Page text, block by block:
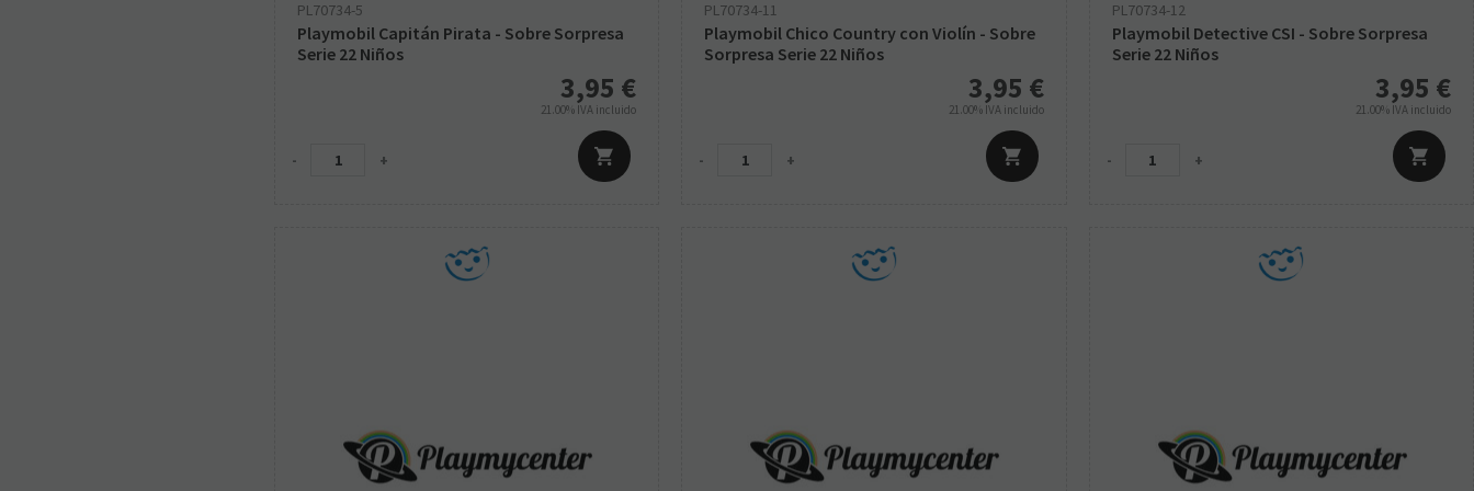
PL70734-5
Playmobil Capitán Pirata - Sobre Sorpresa
Serie 22 Niños
3,95 €
21.00% IVA incluido
- +
PL70734-11
Playmobil Chico Country con Violín - Sobre
Sorpresa Serie 22 Niños
3,95 €
21.00% IVA incluido
- +
PL70734-12
Playmobil Detective CSI - Sobre Sorpresa
Serie 22 Niños
3,95 €
21.00% IVA incluido
- +